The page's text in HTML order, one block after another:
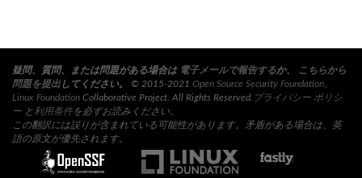
疑問、質問、または問題がある場合は 電子メールで報告するか、
こちらから
問題を提出 してください。 © 2015-2021 Open Source Security Foundation
Linux Foundation Collaborative Project. All Rights Reserved. プライバシー ポリシ
ー と利用条件を必ずお読みください。
この翻訳には誤りが含まれている可能性があります。矛盾がある場合は、英
語の原文が優先されます。